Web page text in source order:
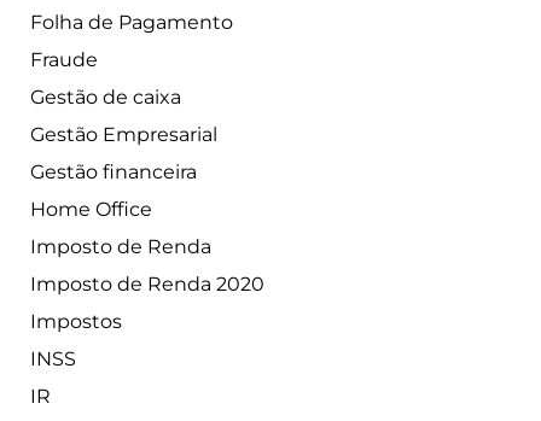
Folha de Pagamento
Fraude
Gestão de caixa
Gestão Empresarial
Gestão financeira
Home Office
Imposto de Renda
Imposto de Renda 2020
Impostos
INSS
IR